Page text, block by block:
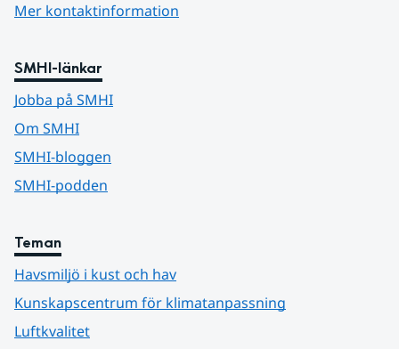
Mer kontaktinformation
SMHI-länkar
Jobba på SMHI
Om SMHI
SMHI-bloggen
SMHI-podden
Teman
Havsmiljö i kust och hav
Kunskapscentrum för klimatanpassning
Luftkvalitet